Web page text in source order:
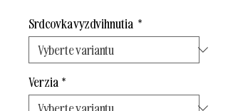
Srdcovka vyzdvihnutia *
Verzia *